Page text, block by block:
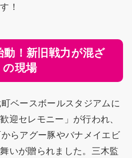
！
！新旧戦力が混ざ
の現場
ベースボールスタジアムに
迎セレモニー」が行われ、
らアグー豚やバナメイエビ
いが贈られました。三木監